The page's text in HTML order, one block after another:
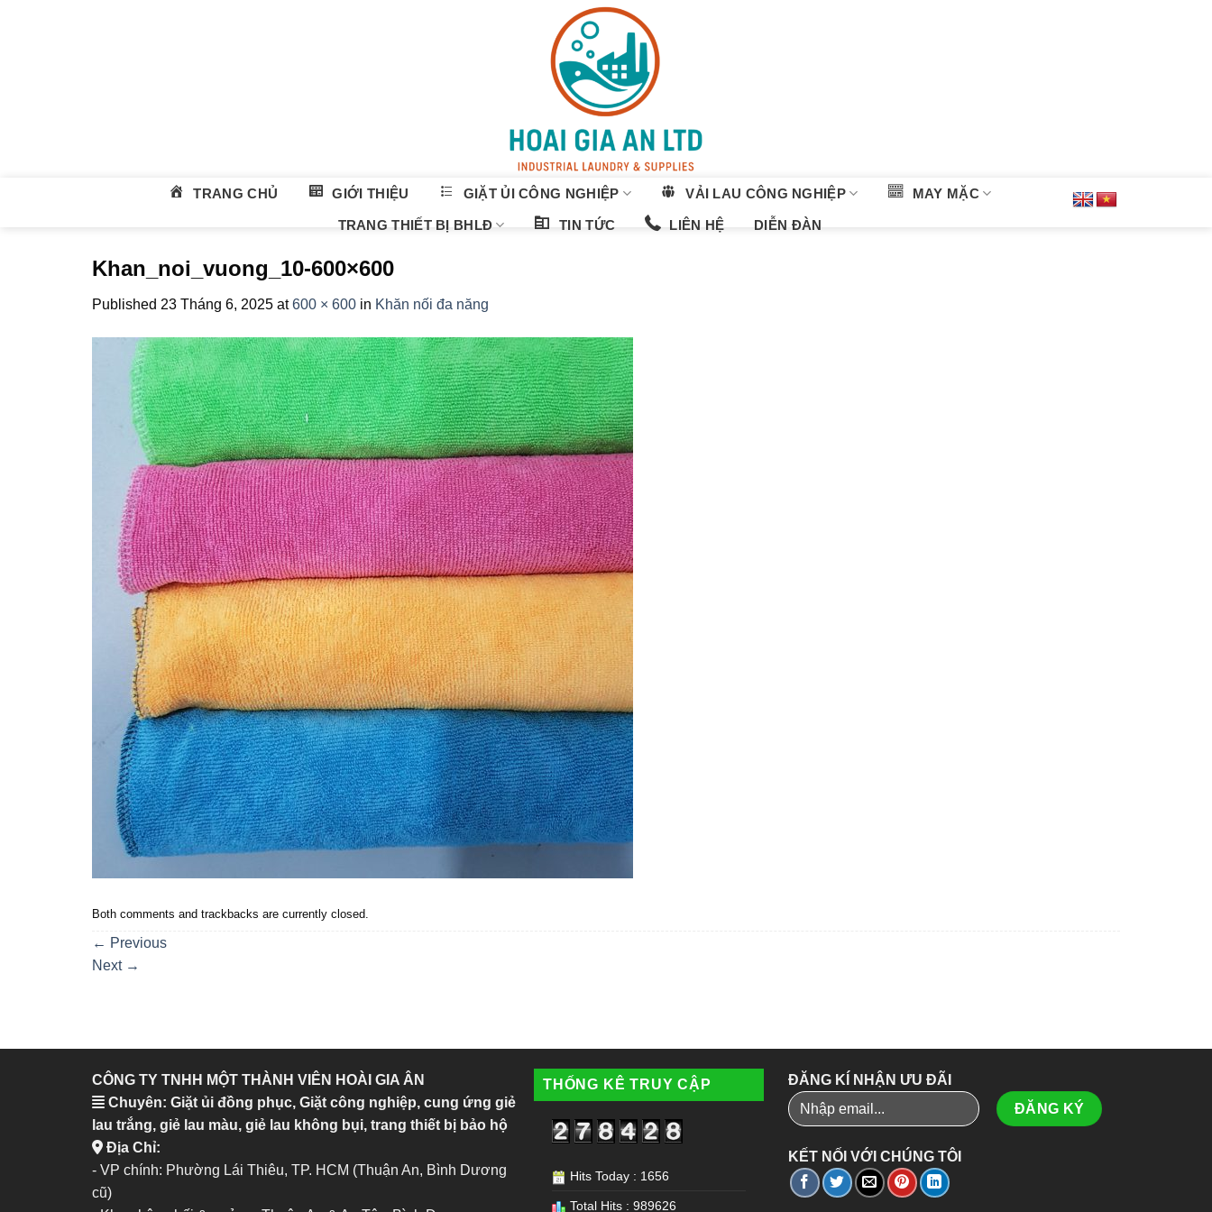
TRANG CHỦ GIỚI THIỆU GIẶT ỦI CÔNG NGHIỆP VẢI LAU CÔNG NGHIỆP MAY MẶC
TRANG THIẾT BỊ BHLĐ TIN TỨC LIÊN HỆ DIỄN ĐÀN
Khan_noi_vuong_10-600×600
Published 23 Tháng 6, 2025 at600 × 600 in Khăn nối đa năng
Both comments and trackbacks are currently closed.
← Previous
Next →
CÔNG TY TNHH MỘT THÀNH VIÊN HOÀI GIA ÂN
Chuyên: Giặt ủi đồng phục, Giặt công nghiệp, cung ứng giẻ
lau trắng, giẻ lau màu, giẻ lau không bụi, trang thiết bị bảo hộ
Địa Chỉ:
- VP chính: Phường Lái Thiêu, TP. HCM (Thuận An, Bình Dương
cũ)
THỐNG KÊ TRUY CẬP
Hits Today : 1656
Total Hits : 989626
ĐĂNG KÍ NHẬN ƯU ĐÃI
KẾT NỐI VỚI CHÚNG TÔI